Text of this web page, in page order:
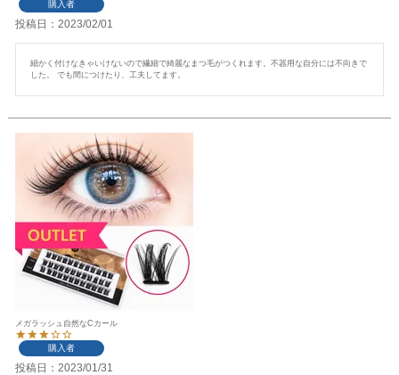
購入者
投稿日 2023/02/01
細かく付けなきゃいけないので繊細で綺麗なまつ毛がつくれます。不器用な自分には不向きで
した。 でも間につけたり、工夫してます。
メガラッシュ自然なCカール
購入者
投稿日 2023/01/31